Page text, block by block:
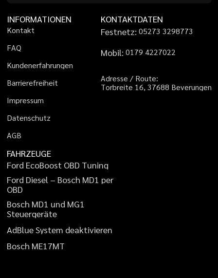
INFORMATIONEN
Kontakt
FAQ
Kundenerfahrungen
Barrierefreiheit
Impressum
Datenschutz
AGB
KONTAKTDATEN
Festnetz: 05273 3298773
Mobil: 01 79 4227022
Adresse / Route:
Torbreite 16, 37688 Beverungen
FAHRZEUGE
Ford EcoBoost OBD Tuning
Ford Diesel – Bosch MD1 per
OBD
Bosch MD1 und MG1
Steuergeräte
AdBlueSystem deaktivieren
Bosch ME17MT